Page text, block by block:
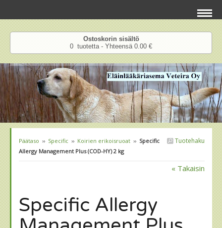
Ostoskorin sisältö
0 tuotetta - Yhteensä 0.00 €
Tuotehaku
Päätaso ›› Specific ›› Koirien erikoisruoat ›› Specific
Allergy Management Plus (COD-HY) 2 kg
« Takaisin
Specific Allergy